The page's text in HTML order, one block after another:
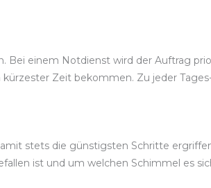
Bei einem Notdienst wird der Auftrag
Zeit bekommen. Zu jeder
stets die günstigsten Schritte
ist und um welchen Schimmel es